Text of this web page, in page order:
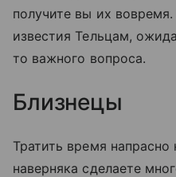
получите вы их
известия Тельцам,
то важного вопроса.
Близнецы
Тратить время напрасно
наверняка сделаете